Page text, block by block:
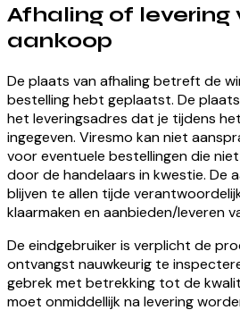
Afhaling of levering
aankoop
De plaats van afhaling betreft de
bestelling hebt geplaatst. De
het leveringsadres dat je tijdens
ingegeven. Viresmo kan niet
voor eventuele bestellingen die
door de handelaars in kwestie. De
blijven te allen tijde
klaarmaken en aanbieden/leveren
De eindgebruiker is verplicht de
ontvangst nauwkeurig te
gebrek met betrekking tot de
moet onmiddellijk na levering